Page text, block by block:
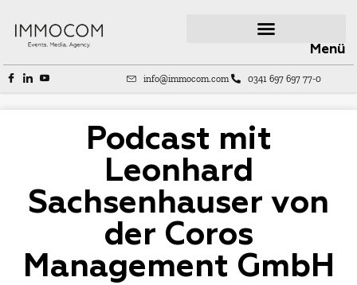
Menü
info@immocom.com 0341 697 697 77-0
Podcast mit
Leonhard
Sachsenhauser von
der Coros
Management GmbH